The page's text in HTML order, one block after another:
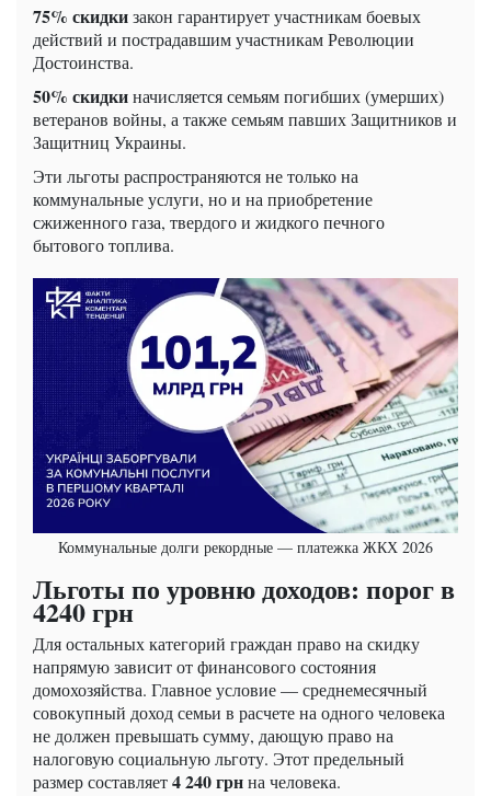
75% скидкизакон гарантирует участникам боевых
действий и пострадавшим участникам Революции
Достоинства.
50% скидкиначисляется семьям погибших (умерших)
ветеранов войны, а также семьям павших Защитников и
Защитниц Украины.
Эти льготы распространяются не только на
коммунальные услуги, но и на приобретение
сжиженного газа, твердого и жидкого печного
бытового топлива.
Коммунальные долги рекордные — платежка ЖКХ 2026
Льготы по уровню доходов: порог в
4240 грн
Для остальных категорий граждан право на скидку
напрямую зависит от финансового состояния
домохозяйства. Главное условие — среднемесячный
совокупный доход семьи в расчете на одного человека
не должен превышать сумму, дающую право на
налоговую социальную льготу. Этот предельный
размер составляет4 240 грнна человека.